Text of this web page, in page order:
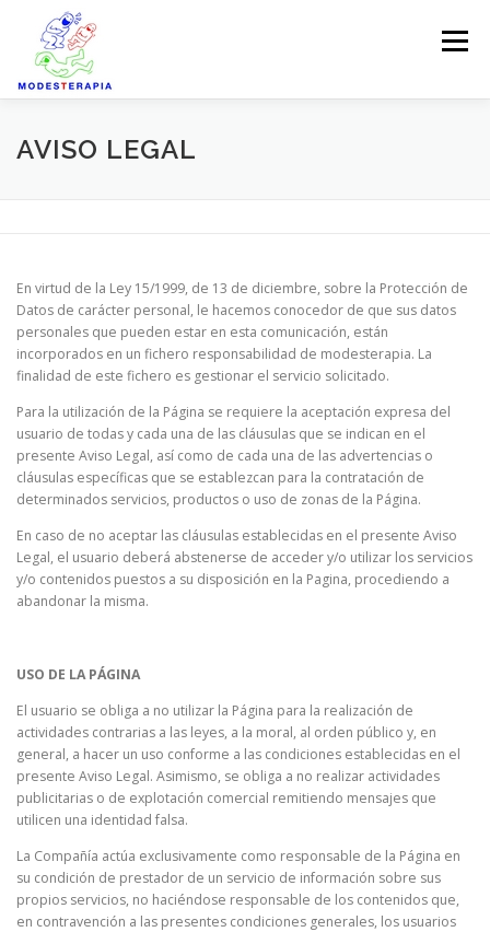
contenido
Menú
SOBRE MI RISOTERAPIA
CONTACTO
AVISO LEGAL
En virtud de la Ley 15/1999, de 13 de diciembre, sobre la Protección de
Datos de carácter personal, le hacemos conocedor de que sus datos
personales que pueden estar en esta comunicación, están
incorporados en un fichero responsabilidad de modesterapia. La
finalidad de este fichero es gestionar el servicio solicitado.
Para la utilización de la Página se requiere la aceptación expresa del
usuario de todas y cada una de las cláusulas que se indican en el
presente Aviso Legal, así como de cada una de las advertencias o
cláusulas específicas que se establezcan para la contratación de
determinados servicios, productos o uso de zonas de la Página.
En caso de no aceptar las cláusulas establecidas en el presente Aviso
Legal, el usuario deberá abstenerse de acceder y/o utilizar los servicios
y/o contenidos puestos a su disposición en la Pagina, procediendo a
abandonar la misma.
USO DE LA PÁGINA
El usuario se obliga a no utilizar la Página para la realización de
actividades contrarias a las leyes, a la moral, al orden público y, en
general, a hacer un uso conforme a las condiciones establecidas en el
presente Aviso Legal. Asimismo, se obliga a no realizar actividades
publicitarias o de explotación comercial remitiendo mensajes que
utilicen una identidad falsa.
La Compañía actúa exclusivamente como responsable de la Página en
su condición de prestador de un servicio de información sobre sus
propios servicios, no haciéndose responsable de los contenidos que,
en contravención a las presentes condiciones generales, los usuarios